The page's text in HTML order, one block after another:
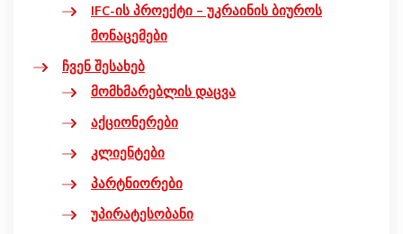
IFC-ის პროექტი – უკრაინის ბიუროს
მონაცემები
ჩვენ შესახებ
მომხმარებლის დაცვა
აქციონერები
კლიენტები
პარტნიორები
უპირატესობანი